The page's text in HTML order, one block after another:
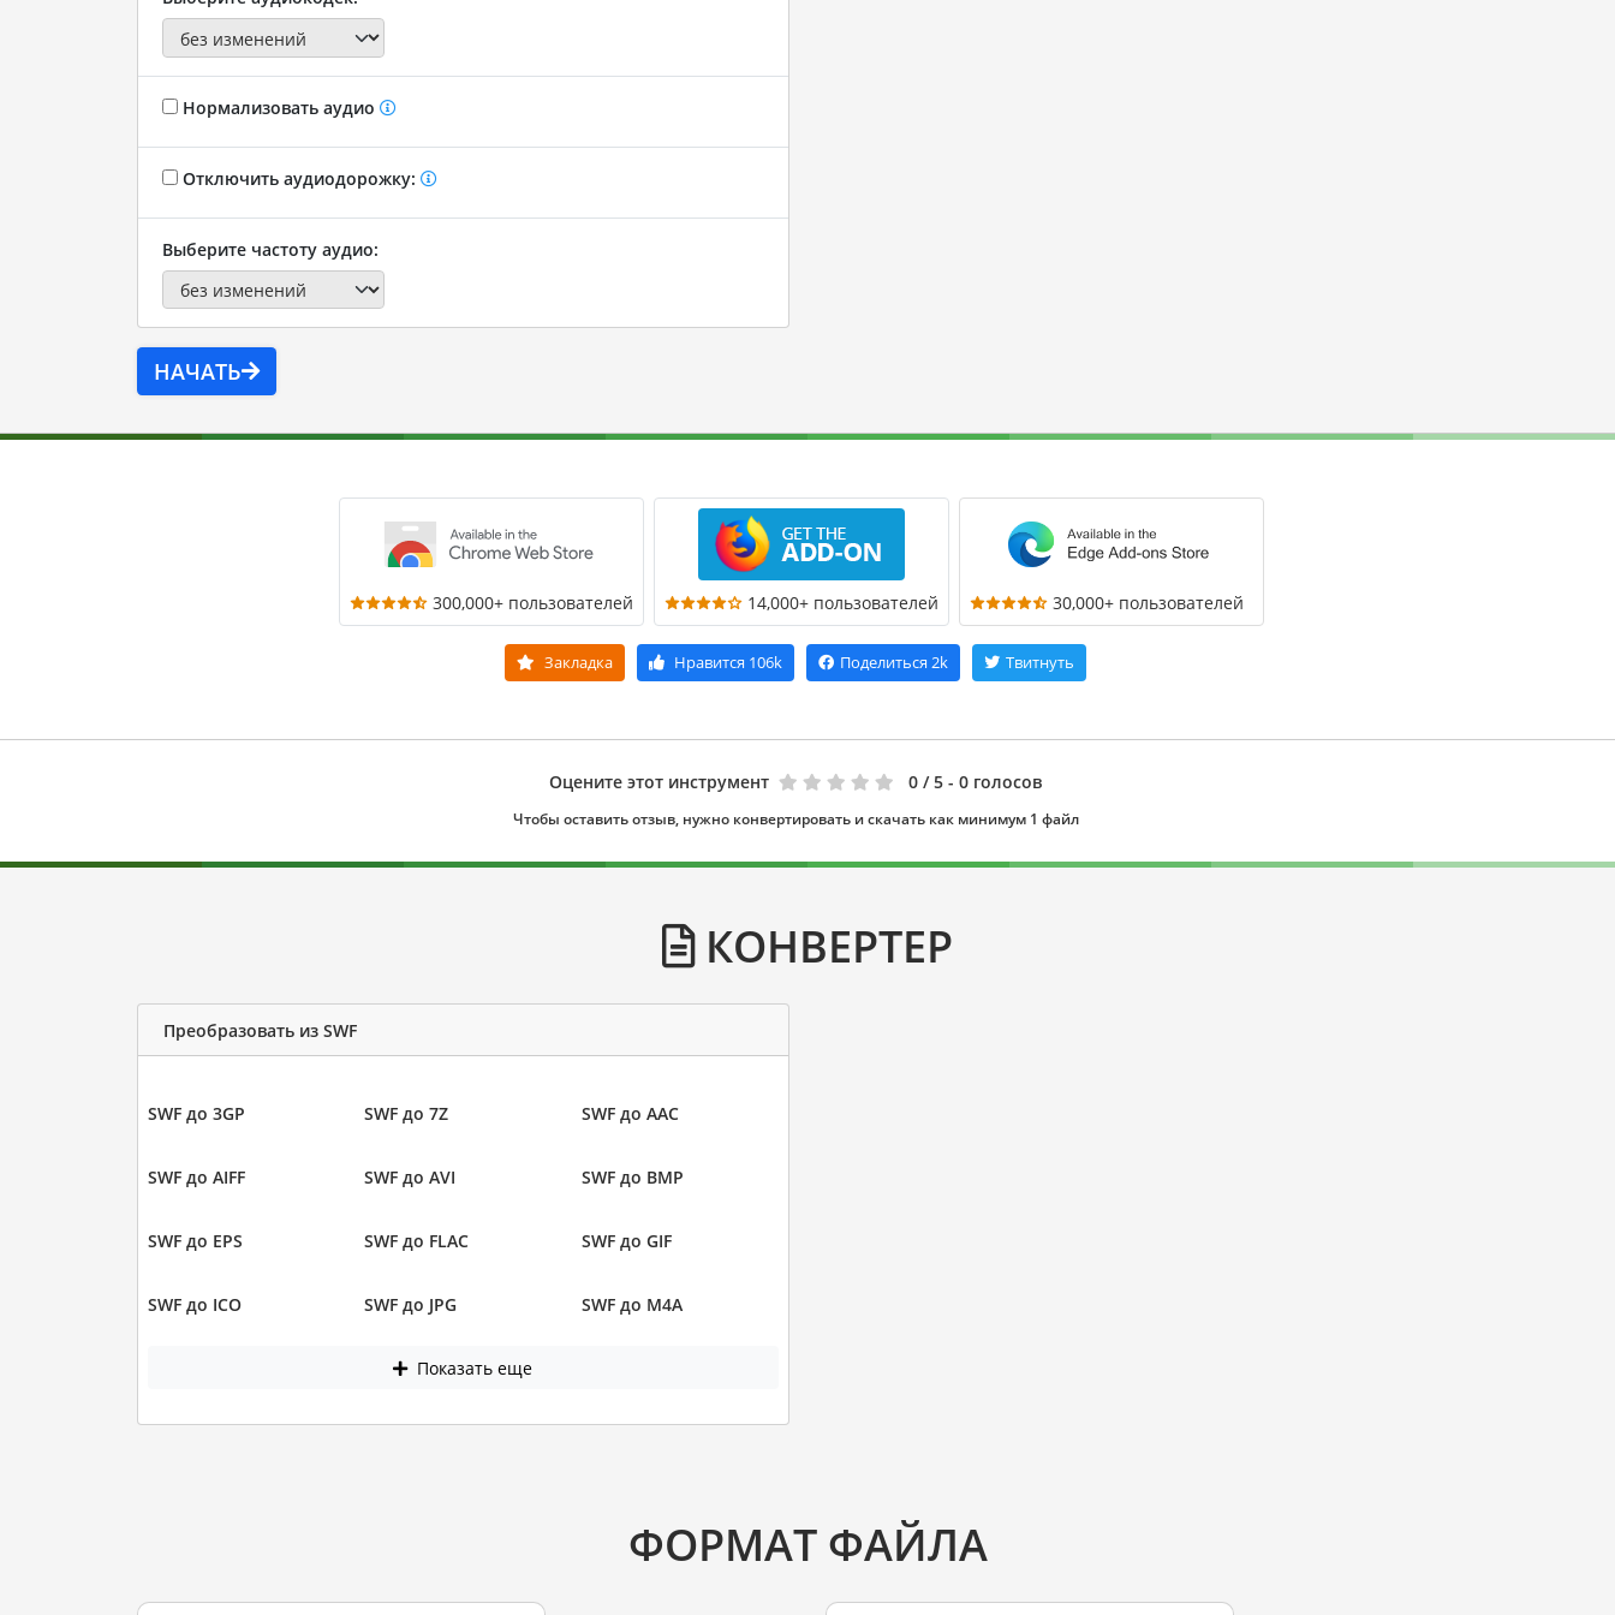
Нормализовать аудио
Отключить аудиодорожку:
Выберите частоту аудио:
НАЧАТЬ
300,000+ пользователей 14,000+ пользователей 30,000+ пользователей
Закладка Нравится 106k Поделиться 2k Твитнуть
Оцените этот инструмент 0 / 5 - 0 голосов
Чтобы оставить отзыв, нужно конвертировать и скачать как минимум 1 файл
КОНВЕРТЕР
Преобразовать из SWF
SWF до 3GP SWF до 7Z SWF до AAC
SWF до AIFF SWF до AVI SWF до BMP
SWF до EPS SWF до FLAC SWF до GIF
SWF до ICO SWF до JPG SWF до M4A
Показать еще
ФОРМАТ ФАЙЛА